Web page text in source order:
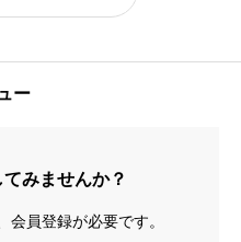
ー
みませんか？
会員登録が必要です。